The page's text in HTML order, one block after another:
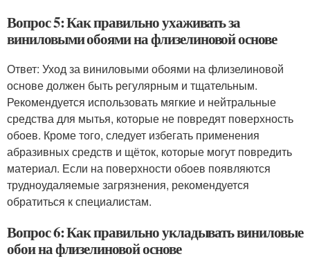
Вопрос 5: Как правильно ухаживать за
виниловыми обоями на флизелиновой основе
Ответ: Уход за виниловыми обоями на флизелиновой
основе должен быть регулярным и тщательным.
Рекомендуется использовать мягкие и нейтральные
средства для мытья, которые не повредят поверхность
обоев. Кроме того, следует избегать применения
абразивных средств и щёток, которые могут повредить
материал. Если на поверхности обоев появляются
трудноудаляемые загрязнения, рекомендуется
обратиться к специалистам.
Вопрос 6: Как правильно укладывать виниловые
обои на флизелиновой основе